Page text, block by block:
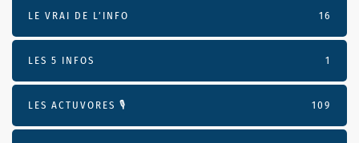
LE VRAI DE L’INFO 16
LES 5 INFOS 1
LES ACTUVORES 🎙 109